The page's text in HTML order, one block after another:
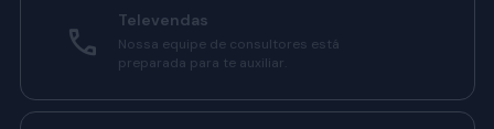
Televendas
Nossa equipe de consultores está
preparada para te auxiliar.